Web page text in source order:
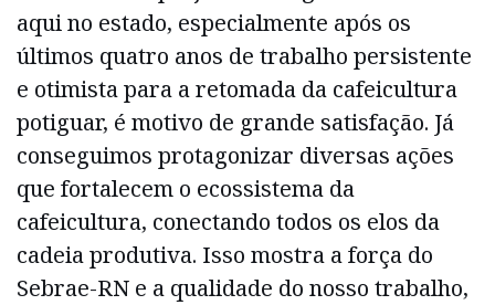
aqui no estado, especialmente após os
últimos quatro anos de trabalho persistente
e otimista para a retomada da cafeicultura
potiguar, é motivo de grande satisfação. Já
conseguimos protagonizar diversas ações
que fortalecem o ecossistema da
cafeicultura, conectando todos os elos da
cadeia produtiva. Isso mostra a força do
Sebrae-RN e a qualidade do nosso trabalho,